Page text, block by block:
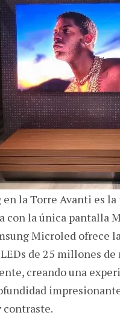
en la Torre Avanti es
con la única pantalla
Microled ofrece
de 25 millones
creando una
contraste.